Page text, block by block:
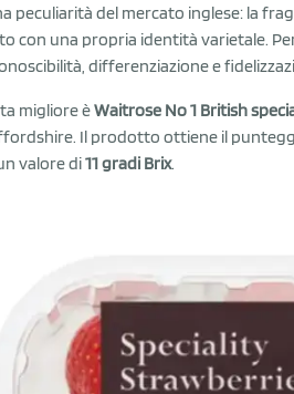
peculiarità del mercato inglese: la
con una propria identità varietale.
differenziazione e
migliore èWaitrose No 1 British
Il prodotto ottiene il
valore di11 gradi Brix.